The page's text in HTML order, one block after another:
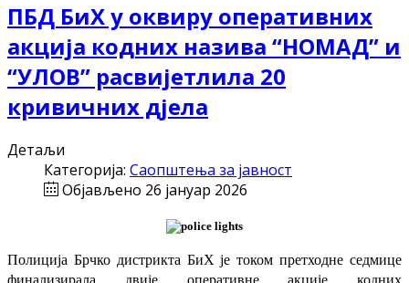
ПБД БиХ у оквиру оперативних
акција кодних назива “НОМАД” и
“УЛОВ” расвијетлила 20
кривичних дјела
Детаљи
Категорија: Саопштења за јавност
Објављено 26 јануар 2026
Полиција Брчко дистрикта БиХ је током претходне седмице